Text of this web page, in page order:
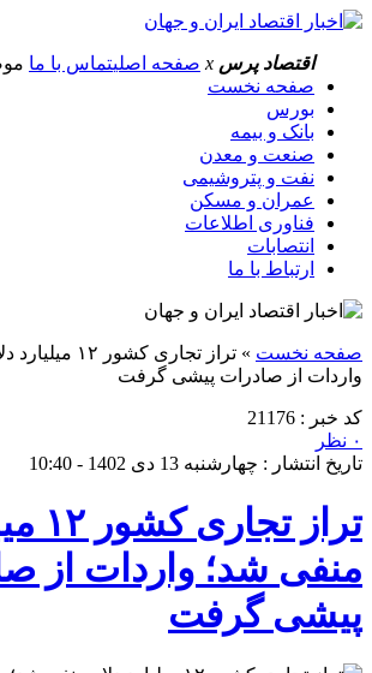
اقتصاد پرس x صفحه اصلیتماس با ما
صفحه نخست
بورس
بانک و بیمه
صنعت و معدن
نفت و پتروشیمی
عمران و مسکن
فناوری اطلاعات
انتصابات
ارتباط با ما
صفحه نخست »
تراز تجاری کشور
واردات از صادرات پیشی گرفت
کد خبر : 21176
۰ نظر
تاریخ انتشار : چهارشنبه 13 دی 1402 - 10:40
تراز
منفی شد؛ واردات از
پیشی گرفت